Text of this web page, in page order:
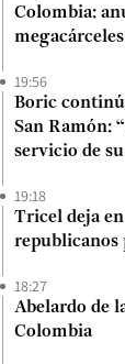
Colombia:
19:56
Boric
San Ramón:
servicio de
19:18
Tricel deja
republicanos
18:27
Abelardo de
Colombia